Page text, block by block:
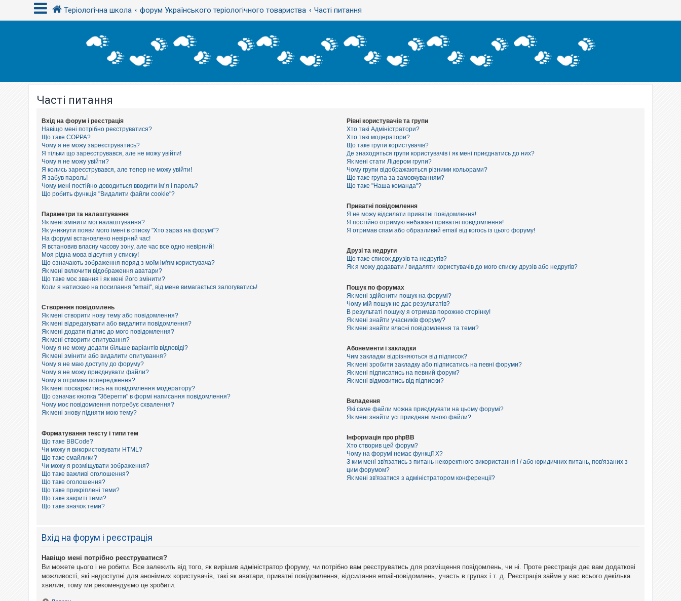
Теріологічна школа форум Українського теріологічного товариства Часті питання
Часті питання
Вхід на форум і реєстрація
Навіщо мені потрібно реєструватися?
Що таке COPPA?
Чому я не можу зареєструватись?
Я тільки що зареєструвався, але не можу увійти!
Чому я не можу увійти?
Я колись зареєструвався, але тепер не можу увійти!
Я забув пароль!
Чому мені постійно доводиться вводити ім’я і пароль?
Що робить функція "Видалити файли cookie"?
Параметри та налаштування
Як мені змінити мої налаштування?
Як уникнути появи мого імені в списку "Хто зараз на форумі"?
На форумі встановлено невірний час!
Я встановив власну часову зону, але час все одно невірний!
Моя рідна мова відсутня у списку!
Що означають зображення поряд з моїм ім'ям користувача?
Як мені включити відображення аватари?
Що таке моє звання і як мені його змінити?
Коли я натискаю на посилання "email", від мене вимагається залогуватись!
Створення повідомлень
Як мені створити нову тему або повідомлення?
Як мені відредагувати або видалити повідомлення?
Як мені додати підпис до мого повідомлення?
Як мені створити опитування?
Чому я не можу додати більше варіантів відповіді?
Як мені змінити або видалити опитування?
Чому я не маю доступу до форуму?
Чому я не можу приєднувати файли?
Чому я отримав попередження?
Як мені поскаржитись на повідомлення модератору?
Що означає кнопка "Зберегти" в формі написання повідомлення?
Чому моє повідомлення потребує схвалення?
Як мені знову підняти мою тему?
Форматування тексту і типи тем
Що таке BBCode?
Чи можу я використовувати HTML?
Що таке смайлики?
Чи можу я розміщувати зображення?
Що таке важливі оголошення?
Що таке оголошення?
Що таке прикріплені теми?
Що таке закриті теми?
Що таке значок теми?
Рівні користувачів та групи
Хто такі Адміністратори?
Хто такі модератори?
Що таке групи користувачів?
Де знаходяться групи користувачів і як мені приєднатись до них?
Як мені стати Лідером групи?
Чому групи відображаються різними кольорами?
Що таке група за замовчуванням?
Що таке "Наша команда"?
Приватні повідомлення
Я не можу відсилати приватні повідомлення!
Я постійно отримую небажані приватні повідомлення!
Я отримав спам або образливий email від когось із цього форуму!
Друзі та недруги
Що таке список друзів та недругів?
Як я можу додавати / видаляти користувачів до мого списку друзів або недругів?
Пошук по форумах
Як мені здійснити пошук на форумі?
Чому мій пошук не дає результатів?
В результаті пошуку я отримав порожню сторінку!
Як мені знайти учасників форуму?
Як мені знайти власні повідомлення та теми?
Абонементи і закладки
Чим закладки відрізняються від підписок?
Як мені зробити закладку або підписатись на певні форуми?
Як мені підписатись на певний форум?
Як мені відмовитись від підписки?
Вкладення
Які саме файли можна приєднувати на цьому форумі?
Як мені знайти усі приєднані мною файли?
Інформація про phpBB
Хто створив цей форум?
Чому на форумі немає функції X?
З ким мені зв'язатись з питань некоректного використання і / або юридичних питань, пов'язаних з
цим форумом?
Як мені зв'язатися з адміністратором конференції?
Вхід на форум і реєстрація
Навіщо мені потрібно реєструватися?
Ви можете цього і не робити. Все залежить від того, як вирішив адміністратор форуму, чи потрібно вам реєструватись для розміщення повідомлень, чи ні. Проте реєстрація дає вам додаткові
можливості, які недоступні для анонімних користувачів, такі як аватари, приватні повідомлення, відсилання email-повідомлень, участь в групах і т. д. Реєстрація займе у вас всього декілька
хвилин, тому ми рекомендуємо це зробити.